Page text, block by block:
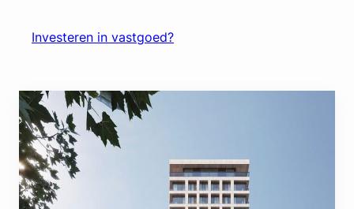
Investeren in vastgoed?